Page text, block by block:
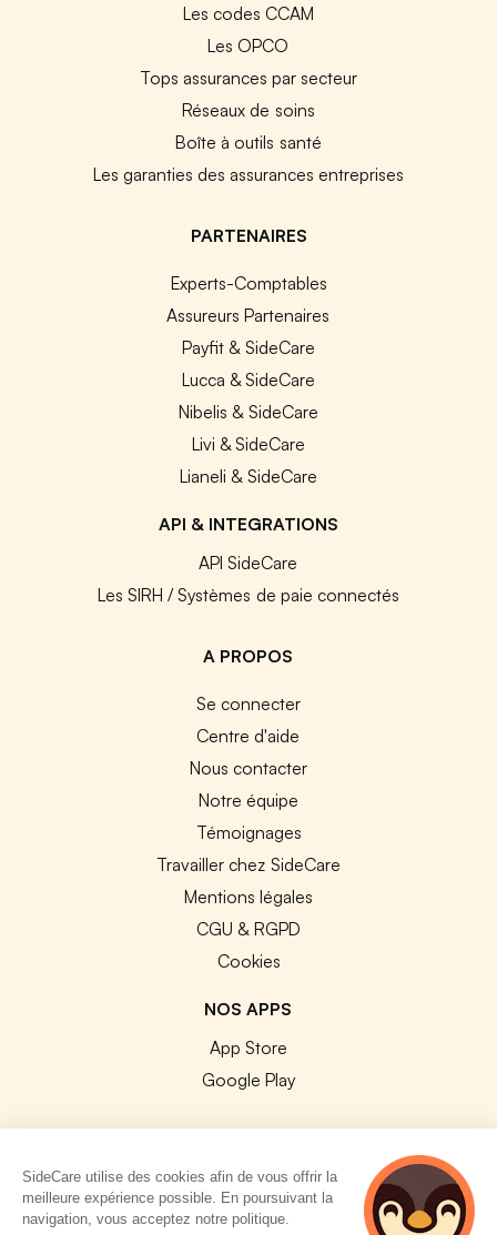
Les codes CCAM
Les OPCO
Tops assurances par secteur
Réseaux de soins
Boîte à outils santé
Les garanties des assurances entreprises
PARTENAIRES
Experts-Comptables
Assureurs Partenaires
Payfit & SideCare
Lucca & SideCare
Nibelis & SideCare
Livi & SideCare
Lianeli & SideCare
API & INTEGRATIONS
API SideCare
Les SIRH / Systèmes de paie connectés
A PROPOS
Se connecter
Centre d'aide
Nous contacter
Notre équipe
Témoignages
Travailler chez SideCare
Mentions légales
CGU & RGPD
Cookies
NOS APPS
App Store
Google Play
© 2026 SideCare. Tous droits réservés.
SideCare utilise des cookies afin de vous offrir la
meilleure expérience possible. En poursuivant la
navigation, vous acceptez notre politique.